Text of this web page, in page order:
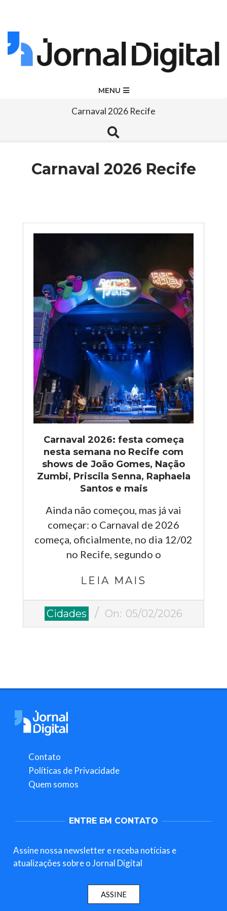
Skip
to
Jornal
Digital
MENU
Carnaval 2026 Recife
Search
Carnaval 2026 Recife
Carnaval 2026: festa começa
nesta semana no Recife com
shows de João Gomes, Nação
Zumbi, Priscila Senna, Raphaela
Santos e mais
Ainda não começou, mas já vai
começar: o Carnaval de 2026
começa, oficialmente, no dia 12/02
no Recife, segundo o
LEIA MAIS
2026-
Cidades On: 05/02/2026
Contato
Políticas de Privacidade
Quem somos
ENTRE EM CONTATO
Assine nossa newsletter e receba notícias e
atualizações sobre o Jornal Digital
ASSINE